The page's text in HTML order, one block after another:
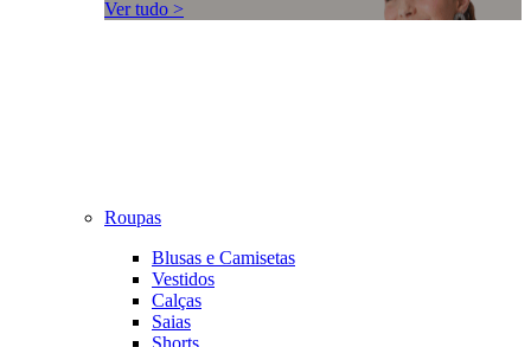
Ver tudo >
Roupas
Blusas e Camisetas
Vestidos
Calças
Saias
Shorts